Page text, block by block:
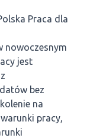
Praca dla
nowoczesnym
jest
bez
na
pracy,